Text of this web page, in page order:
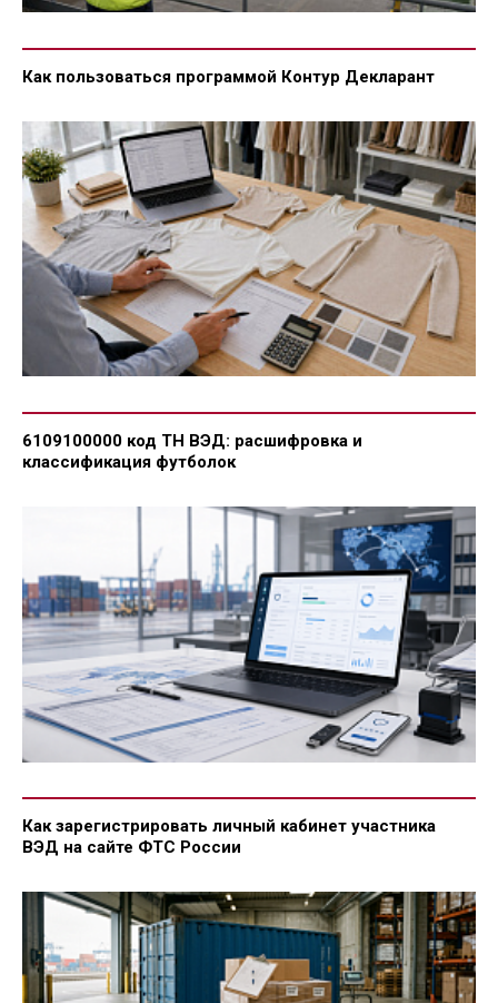
Как пользоваться программой Контур Декларант
6109100000 код ТН ВЭД: расшифровка и
классификация футболок
Как зарегистрировать личный кабинет участника
ВЭД на сайте ФТС России